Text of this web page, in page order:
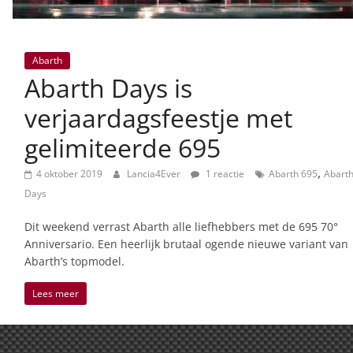
Abarth
Abarth Days is
verjaardagsfeestje met
gelimiteerde 695
4 oktober 2019 Lancia4Ever 1 reactie Abarth 695, Abarth
Days
Dit weekend verrast Abarth alle liefhebbers met de 695 70°
Anniversario. Een heerlijk brutaal ogende nieuwe variant van
Abarth’s topmodel.
Lees meer